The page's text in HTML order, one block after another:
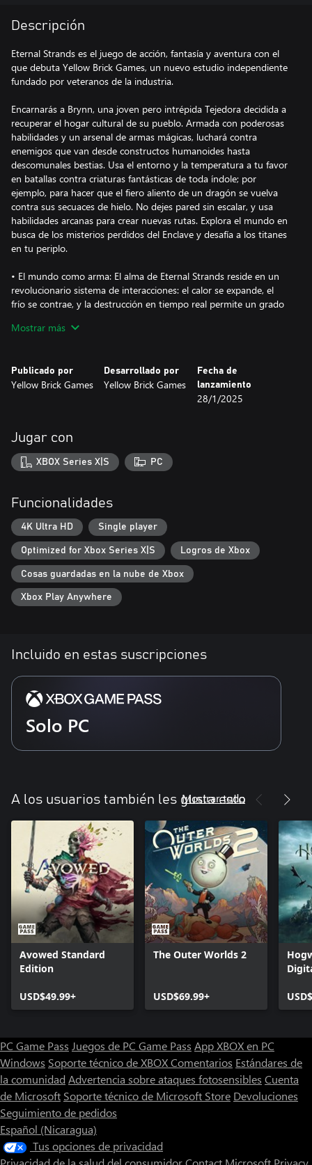
Descripción
Eternal Strands es el juego de acción, fantasía y aventura con el
que debuta Yellow Brick Games, un nuevo estudio independiente
fundado por veteranos de la industria.
Encarnarás a Brynn, una joven pero intrépida Tejedora decidida a
recuperar el hogar cultural de su pueblo. Armada con poderosas
habilidades y un arsenal de armas mágicas, luchará contra
enemigos que van desde constructos humanoides hasta
descomunales bestias. Usa el entorno y la temperatura a tu favor
en batallas contra criaturas fantásticas de toda índole; por
ejemplo, para hacer que el fiero aliento de un dragón se vuelva
contra sus secuaces de hielo. No dejes pared sin escalar, y usa
habilidades arcanas para crear nuevas rutas. Explora el mundo en
busca de los misterios perdidos del Enclave y desafía a los titanes
en tu periplo.
• El mundo como arma: El alma de Eternal Strands reside en un
revolucionario sistema de interacciones: el calor se expande, el
frío se contrae, y la destrucción en tiempo real permite un grado
Mostrar más
Publicado por
Yellow Brick Games
Desarrollado por
Yellow Brick Games
Fecha de
lanzamiento
28/1/2025
Jugar con
XBOX Series X|S PC
Funcionalidades
4K Ultra HD Single player
Optimized for Xbox Series X|S Logros de Xbox
Cosas guardadas en la nube de Xbox
Xbox Play Anywhere
Incluido en estas suscripciones
Solo PC
A los usuarios también les gusta esto
Mostrar todo
Avowed Standard
Edition
USD$49.99+
The Outer Worlds 2
USD$69.99+
PC Game Pass Juegos de PC Game Pass App XBOX en PC
Windows Soporte técnico de XBOXComentarios Estándares de
la comunidad Advertencia sobre ataques fotosensibles Cuenta
de Microsoft Soporte técnico de Microsoft Store Devoluciones
Seguimiento de pedidos
Español (Nicaragua)
Tus opciones de privacidad